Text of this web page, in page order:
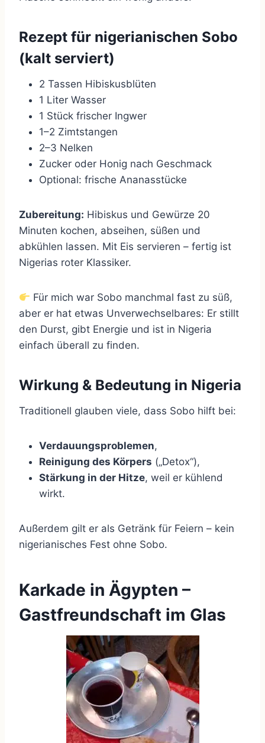
Rezept für nigerianischen Sobo
(kalt serviert)
2 Tassen Hibiskusblüten
1 Liter Wasser
1 Stück frischer Ingwer
1–2 Zimtstangen
2–3 Nelken
Zucker oder Honig nach Geschmack
Optional: frische Ananasstücke
Zubereitung: Hibiskus und Gewürze 20
Minuten kochen, abseihen, süßen und
abkühlen lassen. Mit Eis servieren – fertig ist
Nigerias roter Klassiker.
Für mich war Sobo manchmal fast zu süß,
aber er hat etwas Unverwechselbares: Er stillt
den Durst, gibt Energie und ist in Nigeria
einfach überall zu finden.
Wirkung & Bedeutung in Nigeria
Traditionell glauben viele, dass Sobo hilft bei:
Verdauungsproblemen,
Reinigung des Körpers („Detox“),
Stärkung in der Hitze, weil er kühlend
wirkt.
Außerdem gilt er als Getränk für Feiern – kein
nigerianisches Fest ohne Sobo.
Karkade in Ägypten –
Gastfreundschaft im Glas